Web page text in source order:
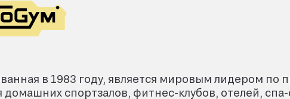
в 1983 году, является мировым лидером по
домашних спортзалов, фитнес-клубов, отелей,